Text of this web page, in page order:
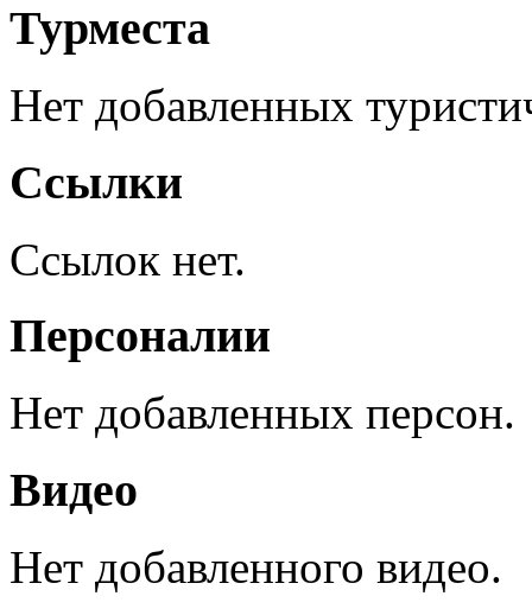
Турместа
Нет добавленных
Ссылки
Ссылок нет.
Персоналии
Нет добавленных персон.
Видео
Нет добавленного видео.